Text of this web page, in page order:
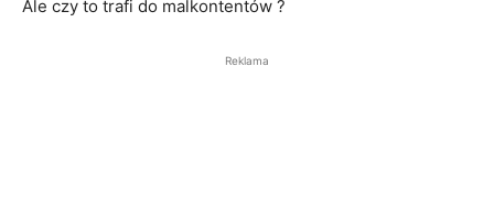
Ale czy to trafi do malkontentów ?
Reklama